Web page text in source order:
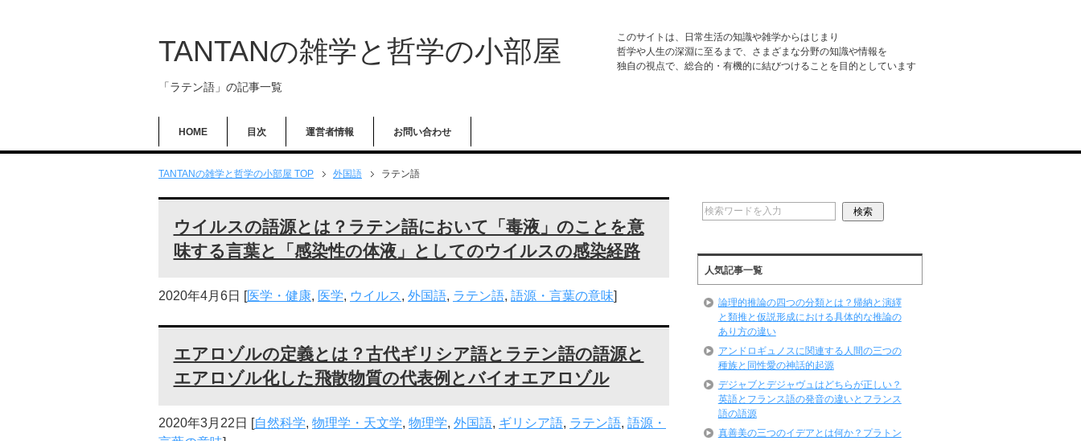
TANTANの雑学と哲学の小部屋
「ラテン語」の記事一覧
このサイトは、日常生活の知識や雑学からはじまり
哲学や人生の深淵に至るまで、さまざまな分野の知識や情報を
独自の視点で、総合的・有機的に結びつけることを目的としています
HOME 目次 運営者情報 お問い合わせ
TANTANの雑学と哲学の小部屋 TOP 外国語 ラテン語
ウイルスの語源とは？ラテン語において「毒液」のことを意
味する言葉と「感染性の体液」としてのウイルスの感染経路
2020年4月6日 [医学・健康, 医学, ウイルス, 外国語, ラテン語, 語源・言葉の意味]
エアロゾルの定義とは？古代ギリシア語とラテン語の語源と
エアロゾル化した飛散物質の代表例とバイオエアロゾル
2020年3月22日 [自然科学, 物理学・天文学, 物理学, 外国語, ギリシア語, ラテン語, 語源・
人気記事一覧
論理的推論の四つの分類とは？帰納と演繹
と類推と仮説形成における具体的な推論の
あり方の違い
アンドロギュノスに関連する人間の三つの
種族と同性愛の神話的起源
デジャブとデジャヴュはどちらが正しい？
英語とフランス語の発音の違いとフランス
語の語源
真善美の三つのイデアとは何か？プラトン